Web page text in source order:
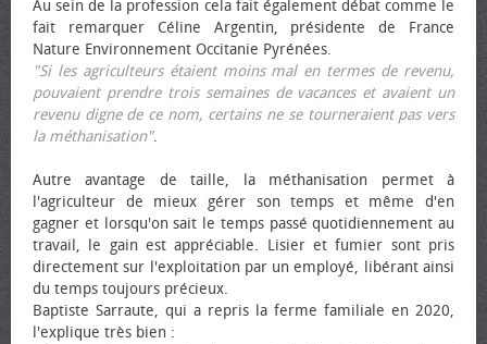
Au sein de la profession cela fait également débat comme le
fait remarquer Céline Argentin, présidente de France
Nature Environnement Occitanie Pyrénées.
"Si les agriculteurs étaient moins mal en termes de revenu,
pouvaient prendre trois semaines de vacances et avaient un
revenu digne de ce nom, certains ne se tourneraient pas vers
la méthanisation".
Autre avantage de taille, la méthanisation permet à
l'agriculteur de mieux gérer son temps et même d'en
gagner et lorsqu'on sait le temps passé quotidiennement au
travail, le gain est appréciable. Lisier et fumier sont pris
directement sur l'exploitation par un employé, libérant ainsi
du temps toujours précieux.
Baptiste Sarraute, qui a repris la ferme familiale en 2020,
l'explique très bien :